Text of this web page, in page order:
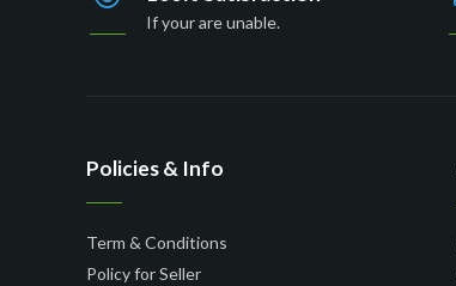
If your are unable.
Policies & Info
Term & Conditions
Policy for Seller